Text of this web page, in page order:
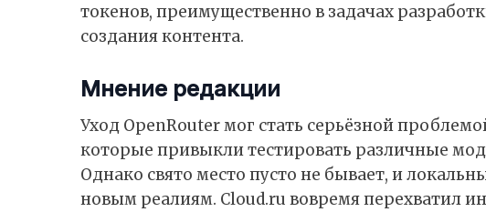
токенов, преимущественно в задачах
создания контента.
Мнение редакции
Уход OpenRouter мог стать серьёзной
которые привыкли тестировать различные
Однако свято место пусто не бывает, и
новым реалиям. Cloud.ru вовремя перехватил